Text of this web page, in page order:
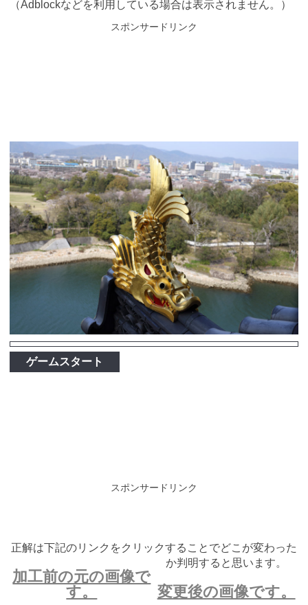
（Adblockなどを利用している場合は表示されません。）
スポンサードリンク
ゲームスタート
スポンサードリンク
正解は下記のリンクをクリックすることでどこが変わった
か判明すると思います。
加工前の元の画像で
す。
変更後の画像です。